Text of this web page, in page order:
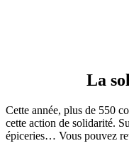
La
Cette année, plus de 550
cette action de solidarité.
épiceries… Vous pouvez